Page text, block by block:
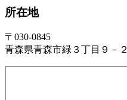
所在地
〒030-0845
青森県青森市緑３丁目９－２